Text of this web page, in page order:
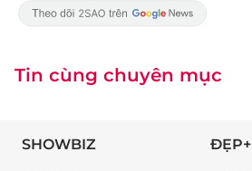
Tin cùng chuyên mục
SHOWBIZ ĐẸP+